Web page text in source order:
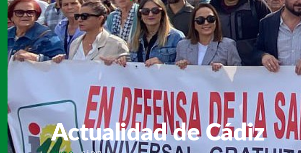
Actualidad de Cádiz